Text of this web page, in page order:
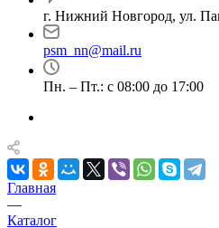
г. Нижний Новгород, ул.
psm_nn@mail.ru
Пн. – Пт.: с 08:00 до 17:00
Главная
—
Каталог